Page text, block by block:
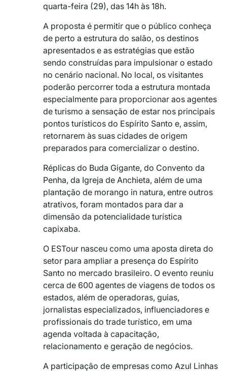
quarta-feira (29), das 14h às 18h.
A proposta é permitir que o público conheça
de perto a estrutura do salão, os destinos
apresentados e as estratégias que estão
sendo construídas para impulsionar o estado
no cenário nacional. No local, os visitantes
poderão percorrer toda a estrutura montada
especialmente para proporcionar aos agentes
de turismo a sensação de estar nos principais
pontos turísticos do Espírito Santo e, assim,
retornarem às suas cidades de origem
preparados para comercializar o destino.
Réplicas do Buda Gigante, do Convento da
Penha, da Igreja de Anchieta, além de uma
plantação de morango in natura, entre outros
atrativos, foram montados para dar a
dimensão da potencialidade turística
capixaba.
O ESTour nasceu como uma aposta direta do
setor para ampliar a presença do Espírito
Santo no mercado brasileiro. O evento reuniu
cerca de 600 agentes de viagens de todos os
estados, além de operadoras, guias,
jornalistas especializados, influenciadores e
profissionais do trade turístico, em uma
agenda voltada à capacitação,
relacionamento e geração de negócios.
A participação de empresas como Azul Linhas